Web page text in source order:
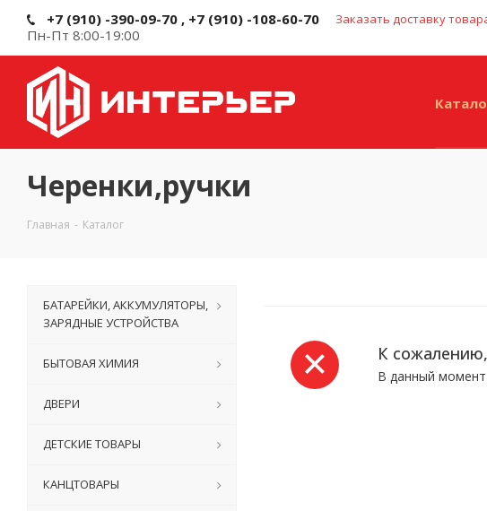
+7 (910) -390-09-70 , +7 (910) -108-60-70 Заказать доставку
Пн-Пт 8:00-19:00
Черенки,ручки
Главная - Каталог
К
В данный
БАТАРЕЙКИ, АККУМУЛЯТОРЫ,
ЗАРЯДНЫЕ УСТРОЙСТВА
БЫТОВАЯ ХИМИЯ
ДВЕРИ
ДЕТСКИЕ ТОВАРЫ
КАНЦТОВАРЫ